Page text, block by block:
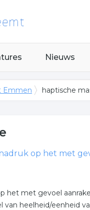
Nieuws
Emmen haptische
op het met
het met gevoel
heelheid/eenheid